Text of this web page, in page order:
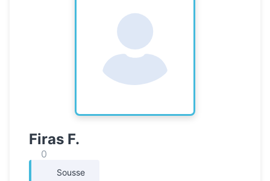
Firas F.
0
Sousse